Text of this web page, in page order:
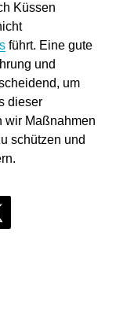
Küssen
führt. Eine gute
und
um
dieser
wir Maßnahmen
schützen und